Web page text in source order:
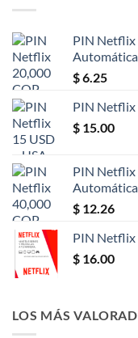
PIN Netflix
$6.25
PIN Netflix
$ 15.00
PIN Netflix
$ 12.26
PIN Netflix
$ 16.00
LOS MÁS